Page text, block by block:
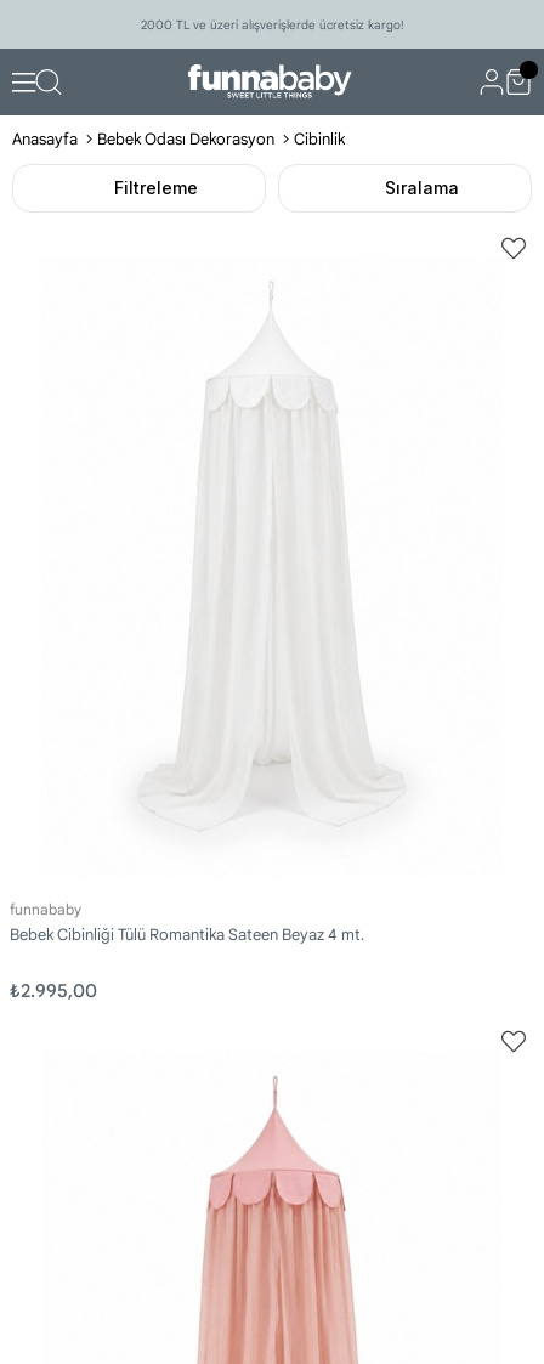
2000 TL ve üzeri alışverişlerde ücretsiz kargo!
Anasayfa Bebek Odası Dekorasyon Cibinlik
Filtreleme Sıralama
funnababy
Bebek Cibinliği Tülü Romantika Sateen Beyaz 4 mt.
₺2.995,00